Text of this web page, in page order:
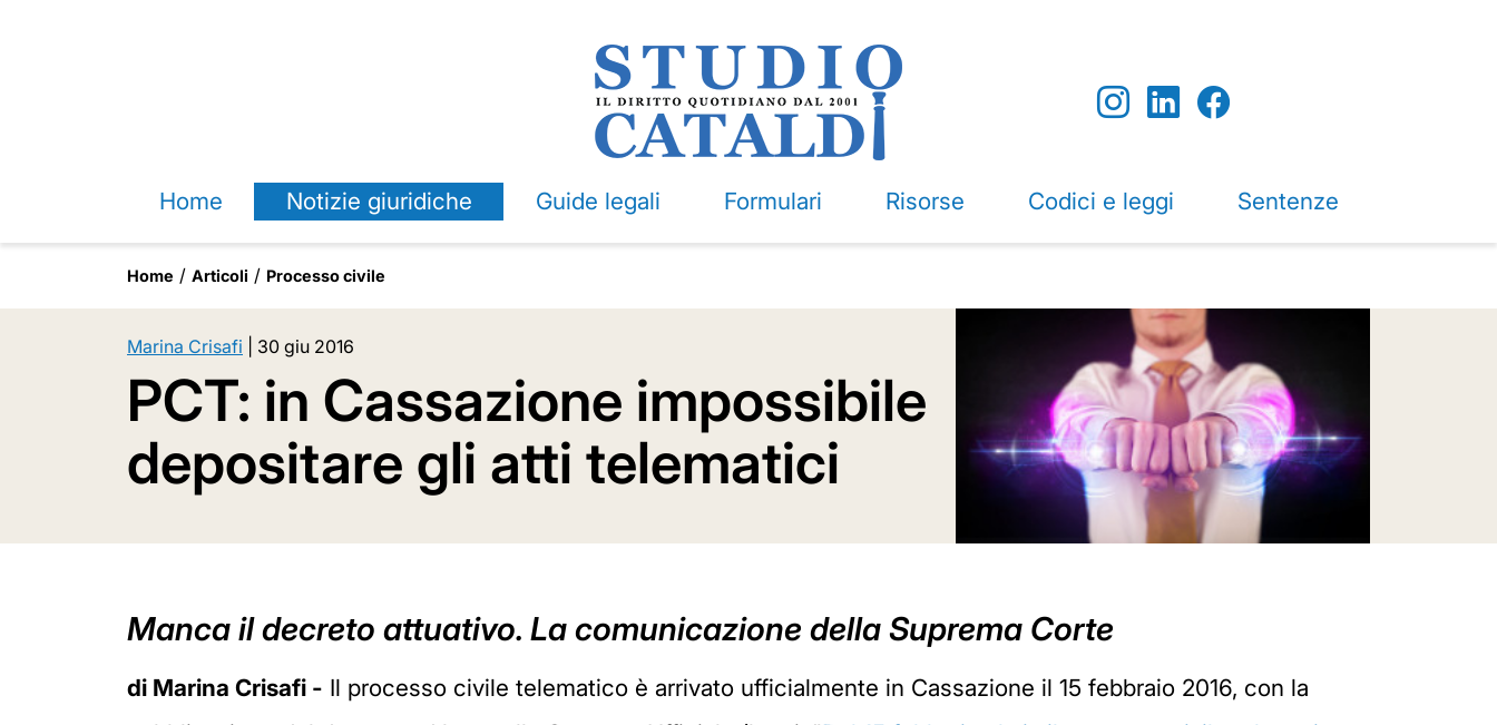
Home Notizie giuridiche Guide legali Formulari Risorse Codici e leggi Sentenze
Home Articoli Processo civile
Marina Crisafi 30 giu 2016
PCT: in Cassazione impossibile
depositare gli atti telematici
Manca il decreto attuativo. La comunicazione della Suprema Corte
di Marina Crisafi - Il processo civile telematico è arrivato ufficialmente in Cassazione il 15 febbraio 2016, con la